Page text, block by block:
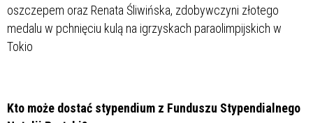
oszczepem oraz Renata Śliwińska, zdobywczyni złotego
medalu w pchnięciu kulą na igrzyskach paraolimpijskich w
Tokio
Kto może dostać stypendium z Funduszu Stypendialnego